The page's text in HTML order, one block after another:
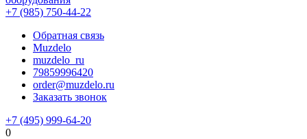
+7 (985) 750-44-22
Обратная связь
Muzdelo
muzdelo_ru
79859996420
order@muzdelo.ru
Заказать звонок
+7 (495) 999-64-20
0